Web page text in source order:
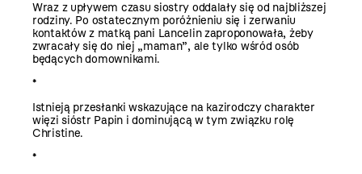
Wraz z upływem czasu siostry oddalały się od najbliższej
rodziny. Po ostatecznym poróżnieniu się i zerwaniu
kontaktów z matką pani Lancelin zaproponowała, żeby
zwracały się do niej „maman”, ale tylko wśród osób
będących domownikami.
*
Istnieją przesłanki wskazujące na kazirodczy charakter
więzi sióstr Papin i dominującą w tym związku rolę
Christine.
*